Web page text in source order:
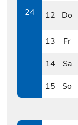
24
12
Do
13
Fr
14
Sa
15
So